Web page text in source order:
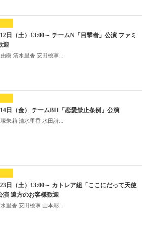
日（土）13:00～ チームN「目撃者」公演 ファミ
迎
樹 清水里香 安田桃寧...
日（金） チームBII「恋愛禁止条例」公演
朱莉 清水里香 水田詩...
日（土）13:00～ カトレア組「ここにだって天使
演 遠方のお客様歓迎
里香 安田桃寧 山本彩...